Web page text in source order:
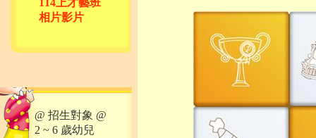
114上才藝班
相片影片
@ 招生對象 @
2 ~ 6 歲幼兒